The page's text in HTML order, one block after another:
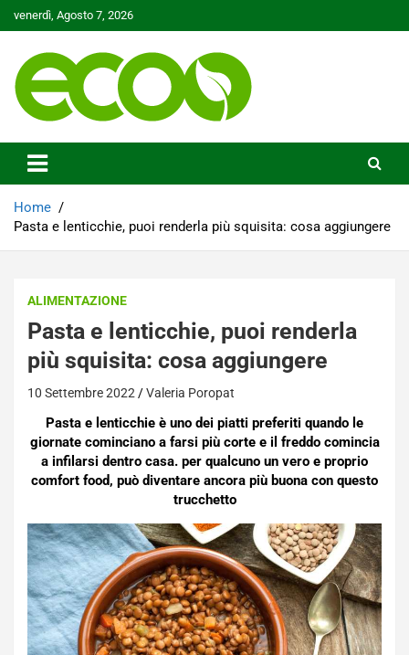
to
venerdì, Agosto 7, 2026
Ecoo.it
Home
Pasta e lenticchie, puoi renderla più squisita: cosa aggiungere
ALIMENTAZIONE
Pasta e lenticchie, puoi renderla
più squisita: cosa aggiungere
10 Settembre 2022 Valeria Poropat
Pasta e lenticchie è uno dei piatti preferiti quando le
giornate cominciano a farsi più corte e il freddo comincia
a infilarsi dentro casa. per qualcuno un vero e proprio
comfort food, può diventare ancora più buona con questo
trucchetto